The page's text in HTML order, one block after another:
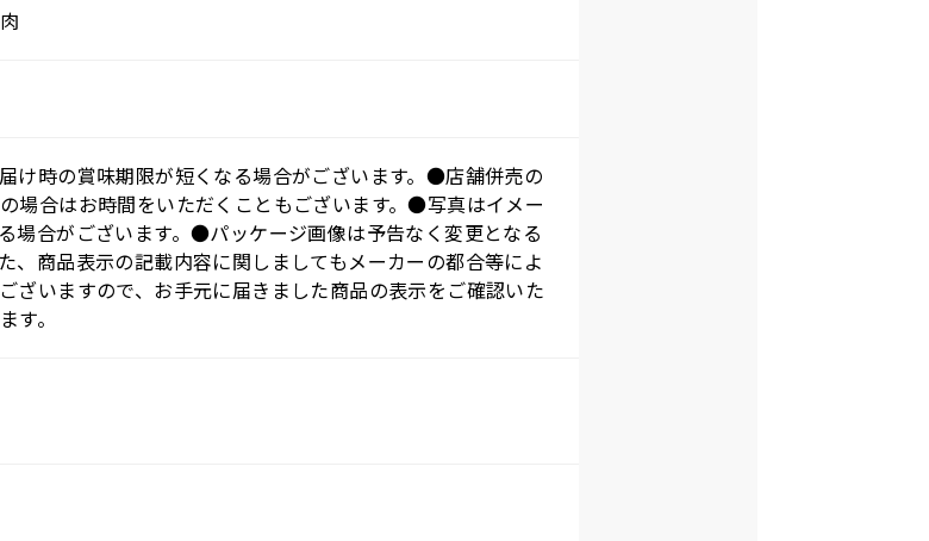
け時の賞味期限が短くなる場合がございます。●店舗併売の
場合はお時間をいただくこともございます。●写真はイメー
場合がございます。●パッケージ画像は予告なく変更となる
、商品表示の記載内容に関しましてもメーカーの都合等によ
ざいますので、お手元に届きました商品の表示をご確認いた
す。